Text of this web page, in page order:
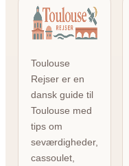
Toulouse
Rejser er en
dansk guide til
Toulouse med
tips om
seværdigheder,
cassoulet,